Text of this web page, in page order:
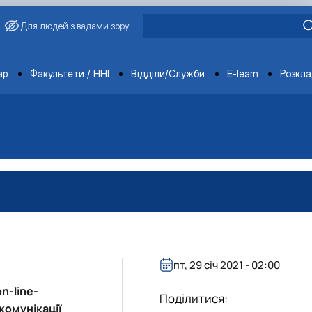
Для людей з вадами зору
Факультети / ННІ Відділи/Служби E-learn
line-
пт, 29 січ 2021 - 02:00
Поділитися: